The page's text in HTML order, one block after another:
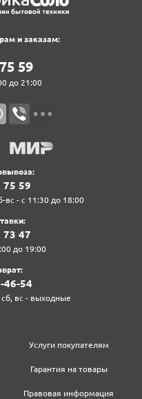
и заказам:
5‍9‍
до 21:00
7‍5‍ 5‍9‍
вс - с 11:30 до 18:00
7‍3‍ 4‍7‍
до 19:00
4‍6‍-5‍4‍
вс - выходные
Услуги покупателям
Гарантия на товары
Правовая информация